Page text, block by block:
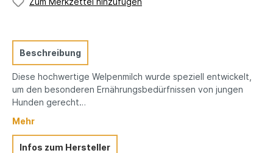
Beschreibung
Diese hochwertige Welpenmilch wurde speziell entwickelt,
um den besonderen Ernährungsbedürfnissen von jungen
Hunden gerecht…
Mehr
Infos zum Hersteller